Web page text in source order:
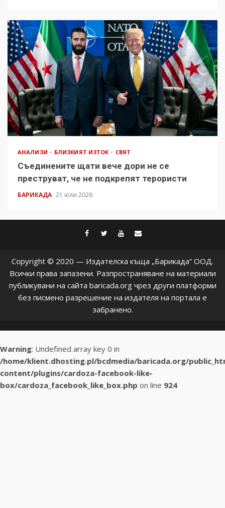
АНАЛИЗИ БЛИЗКИЯТ ИЗТОК СВЯТ
Съединените щати вече дори не се
преструват, че не подкрепят терористи
БАРИКАДА 21 юли 2026
facebook
twitter
youtube
Copyright © 2020 — Издателска къща „Барикада” ООД.
Всички права запазени. Разпространяване на материали
публикувани на сайта baricada.org чрез други платформи
без писмено разрешение на издателя на портала е
забранено.
Warning: Undefined array key 0 in
/home/klient.dhosting.pl/bcdmedia/baricada.org/
content/plugins/cardoza-facebook-like-
box/cardoza_facebook_like_box.php on line 924